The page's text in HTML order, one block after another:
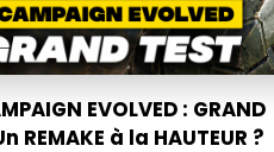
EVOLVED : GRAND
REMAKE à la HAUTEUR ?